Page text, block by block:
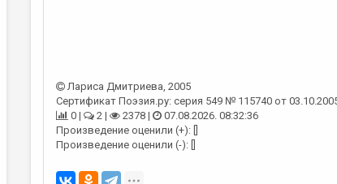
Лариса Дмитриева, 2005
Сертификат Поэзия.ру: серия 549 № 115740 от
0 |
2 | 2378 |
07.08.2026. 08:32:36
Произведение оценили (+): []
Произведение оценили (-): []